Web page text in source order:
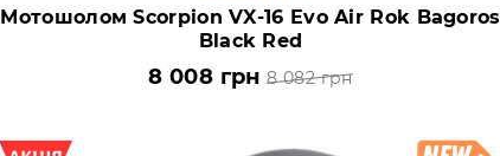
Мотошолом Scorpion VX-16 Evo Air Rok Bagoros
Black Red
8 008 грн 8 082 грн